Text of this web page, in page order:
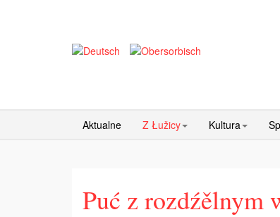
Aktualne Z Łužicy Kultura
Puć z rozdźělnym